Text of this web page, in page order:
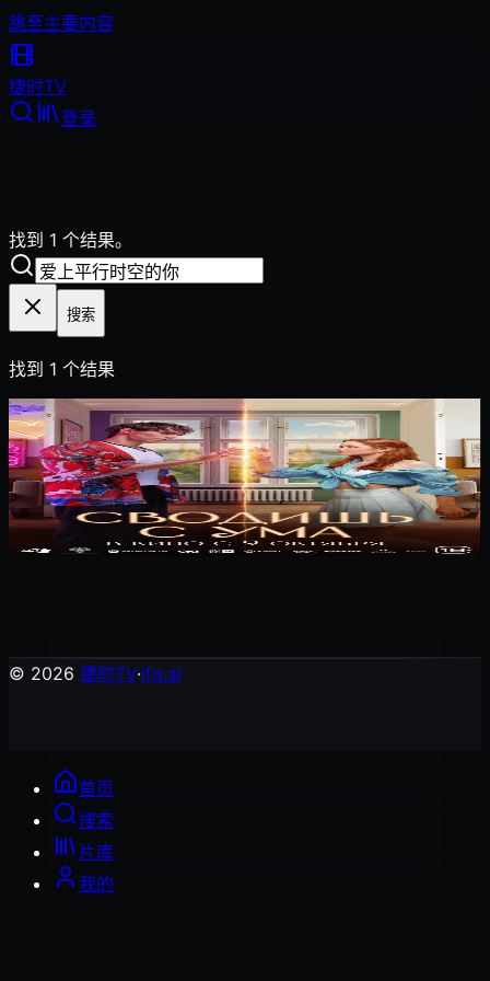
跳至主要内容
捷时TV
登录
找到 1 个结果。
搜索
找到 1 个结果
2
爱上平行时空的你
爱情片
© 2026 捷时TV·ifq.ai
首页
搜索
片库
我的